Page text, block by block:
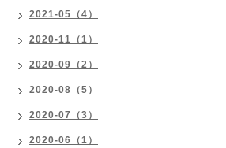
2021-05（4）
2020-11（1）
2020-09（2）
2020-08（5）
2020-07（3）
2020-06（1）